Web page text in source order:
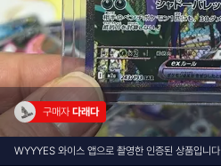
구매자 다래다
WYYYES 와이스 앱으로 촬영한 인증된 상품입니다